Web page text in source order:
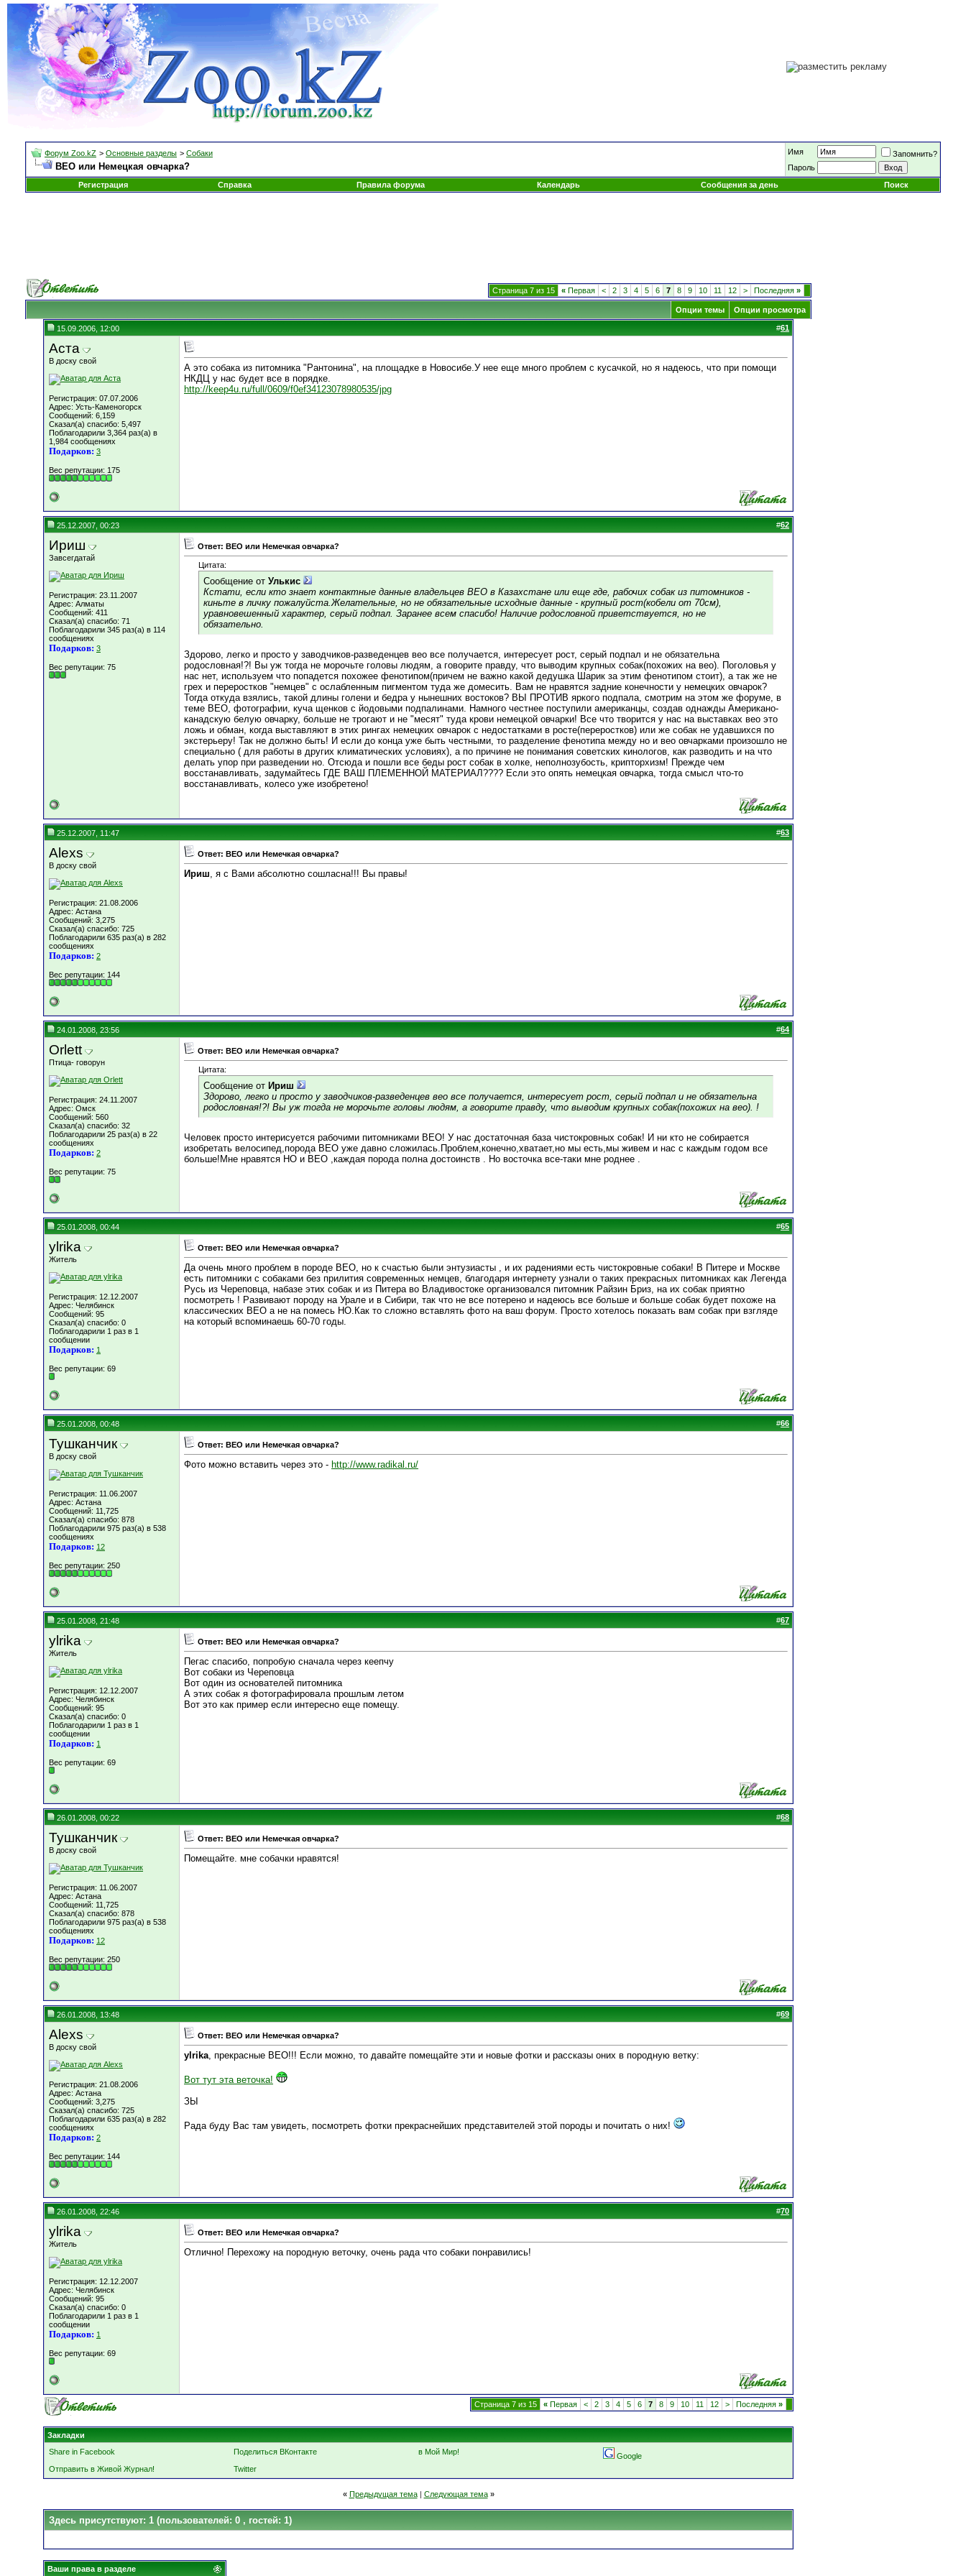
Форум Zoo.kZ > Основные разделы > Собаки
ВЕО или Немецкая овчарка?
Имя
Запомнить?
Пароль
Регистрация
Справка Правила форума Календарь Сообщения за день Поиск
Страница 7 из 15 « Первая < 2 3 4 5 6 7 8 9 10 11 12 > Последняя »
Опции темы Опции просмотра
15.09.2006, 12:00 #61
Аста
В доску свой
Регистрация: 07.07.2006
Адрес: Усть-Каменогорск
Сообщений: 6,159
Сказал(а) спасибо: 5,497
Поблагодарили 3,364 раз(а) в
1,984 сообщениях
Подарков: 3
Вес репутации: 175
А это собака из питомника "Рантонина", на площадке в Новосибе.У нее еще много проблем с кусачкой, но я надеюсь, что при помощи
НКДЦ у нас будет все в порядке.
http://keep4u.ru/full/0609/f0ef34123078980535/jpg
25.12.2007, 00:23 #62
Ириш
Завсегдатай
Регистрация: 23.11.2007
Адрес: Алматы
Сообщений: 411
Сказал(а) спасибо: 71
Поблагодарили 345 раз(а) в 114
сообщениях
Подарков: 3
Вес репутации: 75
Ответ: ВЕО или Немечкая овчарка?
Цитата:
Сообщение от Улькис
Кстати, если кто знает контактные данные владельцев ВЕО в Казахстане или еще где, рабочих собак из питомников -
киньте в личку пожалуйста.Желательные, но не обязательные исходные данные - крупный рост(кобели от 70см),
уравновешенный характер, серый подпал. Заранее всем спасибо! Наличие родословной приветствуется, но не
обязательно.
Здорово, легко и просто у заводчиков-разведенцев вео все получается, интересует рост, серый подпал и не обязательна
родословная!?! Вы уж тогда не морочьте головы людям, а говорите правду, что выводим крупных собак(похожих на вео). Поголовья у
нас нет, используем что попадется похожее фенотипом(причем не важно какой дедушка Шарик за этим фенотипом стоит), а так же не
грех и переростков "немцев" с ослабленным пигментом туда же домесить. Вам не нравятся задние конечности у немецких овчарок?
Тогда откуда взялись, такой длины голени и бедра у нынешних востоков? ВЫ ПРОТИВ яркого подпала, смотрим на этом же форуме, в
теме ВЕО, фотографии, куча щенков с йодовыми подпалинами. Намного честнее поступили американцы, создав однажды Американо-
канадскую белую овчарку, больше не трогают и не "месят" туда крови немецкой овчарки! Все что творится у нас на выставках вео это
ложь и обман, когда выставляют в этих рингах немецких овчарок с недостатками в росте(переростков) или же собак не удавшихся по
экстерьеру! Так не должно быть! И если до конца уже быть честными, то разделение фенотипа между но и вео овчарками произошло не
специально ( для работы в других климатических условиях), а по причине не понимания советских кинологов, как разводить и на что
делать упор при разведении но. Отсюда и пошли все беды рост собак в холке, неполнозубость, крипторхизм! Прежде чем
восстанавливать, задумайтесь ГДЕ ВАШ ПЛЕМЕННОЙ МАТЕРИАЛ???? Если это опять немецкая овчарка, тогда смысл что-то
восстанавливать, колесо уже изобретено!
25.12.2007, 11:47 #63
Alexs
В доску свой
Регистрация: 21.08.2006
Адрес: Астана
Сообщений: 3,275
Сказал(а) спасибо: 725
Поблагодарили 635 раз(а) в 282
сообщениях
Подарков: 2
Вес репутации: 144
Ответ: ВЕО или Немечкая овчарка?
Ириш, я с Вами абсолютно сошласна!!! Вы правы!
24.01.2008, 23:56 #64
Orlett
Птица- говорун
Регистрация: 24.11.2007
Адрес: Омск
Сообщений: 560
Сказал(а) спасибо: 32
Поблагодарили 25 раз(а) в 22
сообщениях
Подарков: 2
Вес репутации: 75
Ответ: ВЕО или Немечкая овчарка?
Цитата:
Сообщение от Ириш
Здорово, легко и просто у заводчиков-разведенцев вео все получается, интересует рост, серый подпал и не обязательна
родословная!?! Вы уж тогда не морочьте головы людям, а говорите правду, что выводим крупных собак(похожих на вео). !
Человек просто интерисуется рабочими питомниками ВЕО! У нас достаточная база чистокровных собак! И ни кто не собирается
изобретать велосипед,порода ВЕО уже давно сложилась.Проблем,конечно,хватает,но мы есть,мы живем и нас с каждым годом все
больше!Мне нравятся НО и ВЕО ,каждая порода полна достоинств . Но восточка все-таки мне роднее .
25.01.2008, 00:44 #65
ylrika
Житель
Регистрация: 12.12.2007
Адрес: Челябинск
Сообщений: 95
Сказал(а) спасибо: 0
Поблагодарили 1 раз в 1
сообщении
Подарков: 1
Вес репутации: 69
Ответ: ВЕО или Немечкая овчарка?
Да очень много проблем в породе ВЕО, но к счастью были энтузиасты , и их радениями есть чистокровные собаки! В Питере и Москве
есть питомники с собаками без прилития современных немцев, благодаря интернету узнали о таких прекрасных питомниках как Легенда
Русь из Череповца, набазе этих собак и из Питера во Владивостоке организовался питомник Райзин Бриз, на их собак приятно
посмотреть ! Развивают породу на Урале и в Сибири, так что не все потерено и надеюсь все больше и больше собак будет похоже на
классических ВЕО а не на помесь НО.Как то сложно вставлять фото на ваш форум. Просто хотелось показать вам собак при взгляде
на который вспоминаешь 60-70 годы.
25.01.2008, 00:48 #66
Тушканчик
В доску свой
Регистрация: 11.06.2007
Адрес: Астана
Сообщений: 11,725
Сказал(а) спасибо: 878
Поблагодарили 975 раз(а) в 538
сообщениях
Подарков: 12
Вес репутации: 250
Ответ: ВЕО или Немечкая овчарка?
Фото можно вставить через это - http://www.radikal.ru/
25.01.2008, 21:48 #67
ylrika
Житель
Регистрация: 12.12.2007
Адрес: Челябинск
Сообщений: 95
Сказал(а) спасибо: 0
Поблагодарили 1 раз в 1
сообщении
Подарков: 1
Вес репутации: 69
Ответ: ВЕО или Немечкая овчарка?
Пегас спасибо, попробую сначала через кеепчу
Вот собаки из Череповца
Вот один из основателей питомника
А этих собак я фотографировала прошлым летом
Вот это как пример если интересно еще помещу.
26.01.2008, 00:22 #68
Тушканчик
В доску свой
Регистрация: 11.06.2007
Адрес: Астана
Сообщений: 11,725
Сказал(а) спасибо: 878
Поблагодарили 975 раз(а) в 538
сообщениях
Подарков: 12
Вес репутации: 250
Ответ: ВЕО или Немечкая овчарка?
Помещайте. мне собачки нравятся!
26.01.2008, 13:48 #69
Alexs
В доску свой
Регистрация: 21.08.2006
Адрес: Астана
Сообщений: 3,275
Сказал(а) спасибо: 725
Поблагодарили 635 раз(а) в 282
сообщениях
Подарков: 2
Вес репутации: 144
Ответ: ВЕО или Немечкая овчарка?
ylrika, прекрасные ВЕО!!! Если можно, то давайте помещайте эти и новые фотки и рассказы оних в породную ветку:
Вот тут эта веточка!
ЗЫ
Рада буду Вас там увидеть, посмотреть фотки прекраснейших представителей этой породы и почитать о них!
26.01.2008, 22:46 #70
ylrika
Житель
Регистрация: 12.12.2007
Адрес: Челябинск
Сообщений: 95
Сказал(а) спасибо: 0
Поблагодарили 1 раз в 1
сообщении
Подарков: 1
Вес репутации: 69
Ответ: ВЕО или Немечкая овчарка?
Отлично! Перехожу на породную веточку, очень рада что собаки понравились!
Страница 7 из 15 « Первая < 2 3 4 5 6 7 8 9 10 11 12 > Последняя »
Закладки
Share in Facebook
Поделиться ВКонтакте в Мой Мир!
Google
Отправить в Живой Журнал!
Twitter
« Предыдущая тема| Следующая тема »
Здесь присутствуют: 1 (пользователей: 0 , гостей: 1)
Ваши права в разделе